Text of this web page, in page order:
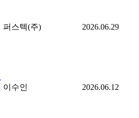
퍼스텍(주) 2026.06.29
이수인 2026.06.12